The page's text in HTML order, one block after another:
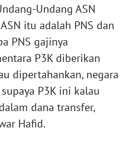
Undang ASN
itu adalah PNS dan
PNS gajinya
P3K diberikan
dipertahankan, negara
P3K ini kalau
dana transfer,
Hafid.